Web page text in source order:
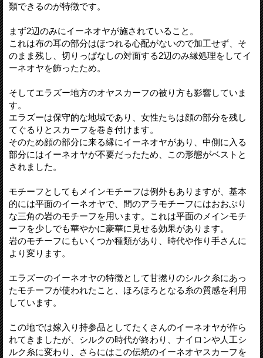
類できるのが特徴です。
まず2辺のみにイーネオヤが施されていること。
これは布の耳の部分はほつれる心配がないので加工せず、そ
のまま残し、切りっぱなしの対面する2辺のみ縁処理をしてイ
ーネオヤを飾ったため。
そしてエラズー地方のオヤスカーフの被り方も影響していま
す。
エラズーは保守的な地域であり、女性たちは顔の部分を残し
てぐるりとスカーフを巻き付けます。
そのため顔の部分に来る縁にイーネオヤがあり、中側に入る
部分にはイーネオヤが不要だったため、この形態がベストと
されました。
モチーフとしてもメインモチーフは例外もありますが、基本
的には平面のイーネオヤで、間のアラモチーフにはおおぶり
な三角の岩のモチーフを用います。これは平面のメインモチ
ーフを少しでも華やかに豪華に見せる効果があります。
岩のモチーフにもいくつか種類があり、時代や作り手さんに
より変ります。
エラズーのイーネオヤの特徴として甘撚りのシルク糸にあっ
たモチーフが使われたこと、ほろほろとなる糸の質感を利用
しています。
この地では嫁入り持参品としてたくさんのイーネオヤが作ら
れてきましたが、シルクの時代が終わり、ナイロンや人工シ
ルク糸に変わり、さらにはこの伝統のイーネオヤスカーフを